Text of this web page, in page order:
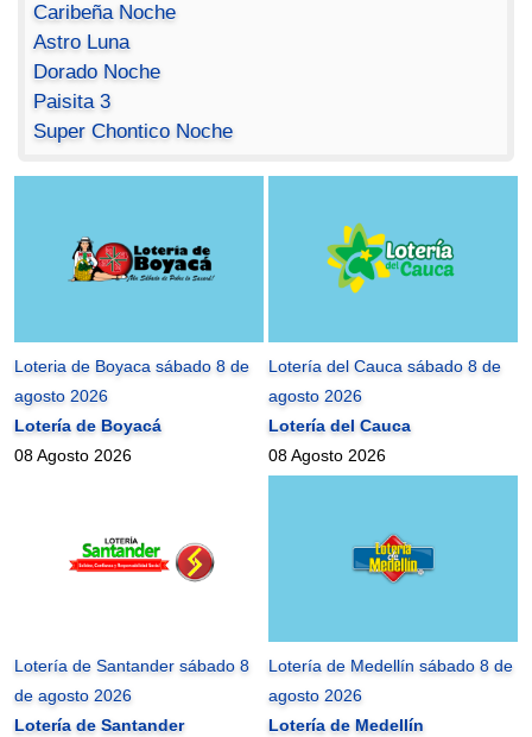
Caribeña Noche
Astro Luna
Dorado Noche
Paisita 3
Super Chontico Noche
Loteria de Boyaca sábado 8 de
agosto 2026
Lotería de Boyacá
08 Agosto 2026
Lotería del Cauca sábado 8 de
agosto 2026
Lotería del Cauca
08 Agosto 2026
Lotería de Santander sábado 8
de agosto 2026
Lotería de Santander
Lotería de Medellín sábado 8 de
agosto 2026
Lotería de Medellín